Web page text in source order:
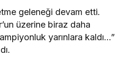
geleneği devam etti.
üzerine biraz daha
yarınlara kaldı…”